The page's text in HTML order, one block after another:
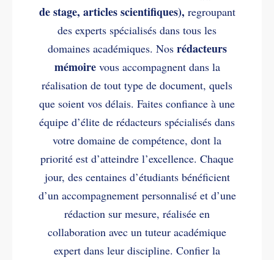
de stage, articles scientifiques), regroupant
des experts spécialisés dans tous les
domaines académiques. Nos rédacteurs
mémoirevous accompagnent dans la
réalisation de tout type de document, quels
que soient vos délais. Faites confiance à une
équipe d’élite de rédacteurs spécialisés dans
votre domaine de compétence, dont la
priorité est d’atteindre l’excellence. Chaque
jour, des centaines d’étudiants bénéficient
d’un accompagnement personnalisé et d’une
rédaction sur mesure, réalisée en
collaboration avec un tuteur académique
expert dans leur discipline. Confier la